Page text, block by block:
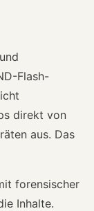
Flash-
direkt von
aus. Das
forensischer
Inhalte.